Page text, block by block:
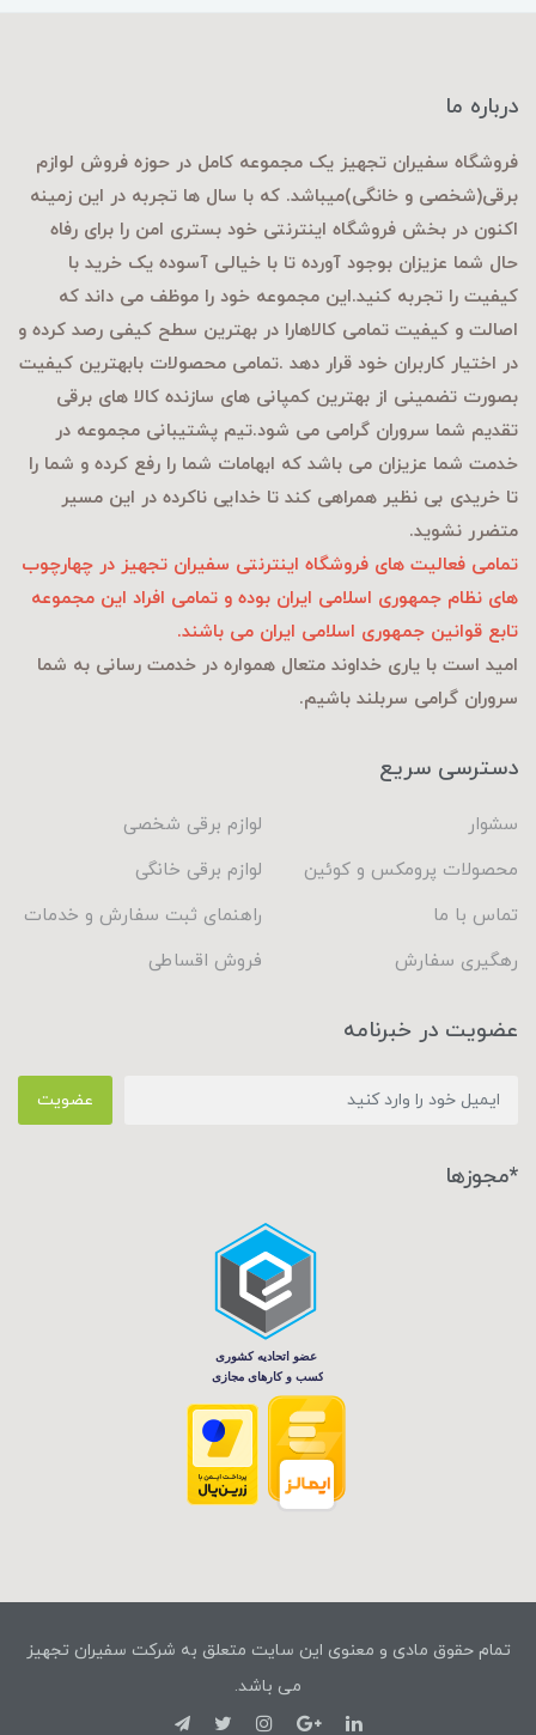
درباره ما
فروشگاه سفیران تجهیز یک مجموعه کامل در حوزه فروش لوازم
برقی(شخصی و خانگی)میباشد. که با سال ها تجربه در این زمینه
اکنون در بخش فروشگاه اینترنتی خود بستری امن را برای رفاه
حال شما عزیزان بوجود آورده تا با خیالی آسوده یک خرید با
کیفیت را تجربه کنید.این مجموعه خود را موظف می داند که
اصالت و کیفیت تمامی کالاهارا در بهترین سطح کیفی رصد کرده و
در اختیار کاربران خود قرار دهد .تمامی محصولات بابهترین کیفیت
بصورت تضمینی از بهترین کمپانی های سازنده کالا های برقی
تقدیم شما سروران گرامی می شود.تیم پشتیبانی مجموعه در
خدمت شما عزیزان می باشد که ابهامات شما را رفع کرده و شما را
تا خریدی بی نظیر همراهی کند تا خدایی ناکرده در این مسیر
متضرر نشوید.
تمامی فعالیت های فروشگاه اینترنتی سفیران تجهیز در چهارچوب
های نظام جمهوری اسلامی ایران بوده و تمامی افراد این مجموعه
تابع قوانین جمهوری اسلامی ایران می باشند.
امید است با یاری خداوند متعال همواره در خدمت رسانی به شما
سروران گرامی سربلند باشیم.
دسترسی سریع
سشوار
لوازم برقی شخصی
محصولات پرومکس و کوئین
لوازم برقی خانگی
تماس با ما
راهنمای ثبت سفارش و خدمات
رهگیری سفارش
فروش اقساطی
عضویت در خبرنامه
عضویت
*مجوزها
تمام حقوق مادی و معنوی این سایت متعلق به شرکت سفیران تجهیز
می باشد.